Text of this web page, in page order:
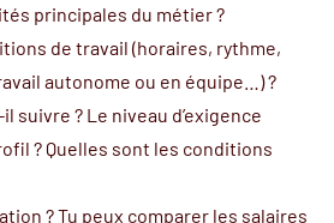
principales du métier ?
de travail (horaires, rythme,
autonome ou en équipe…) ?
suivre ? Le niveau d’exigence
? Quelles sont les conditions
? Tu peux comparer les salaires